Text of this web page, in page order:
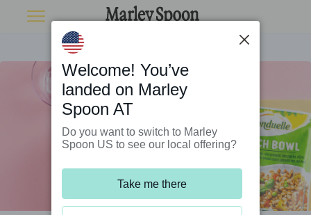
Welcome! You’ve
landed on Marley
Spoon AT
Do you want to switch to Marley
Spoon US to see our local offering?
Take me there